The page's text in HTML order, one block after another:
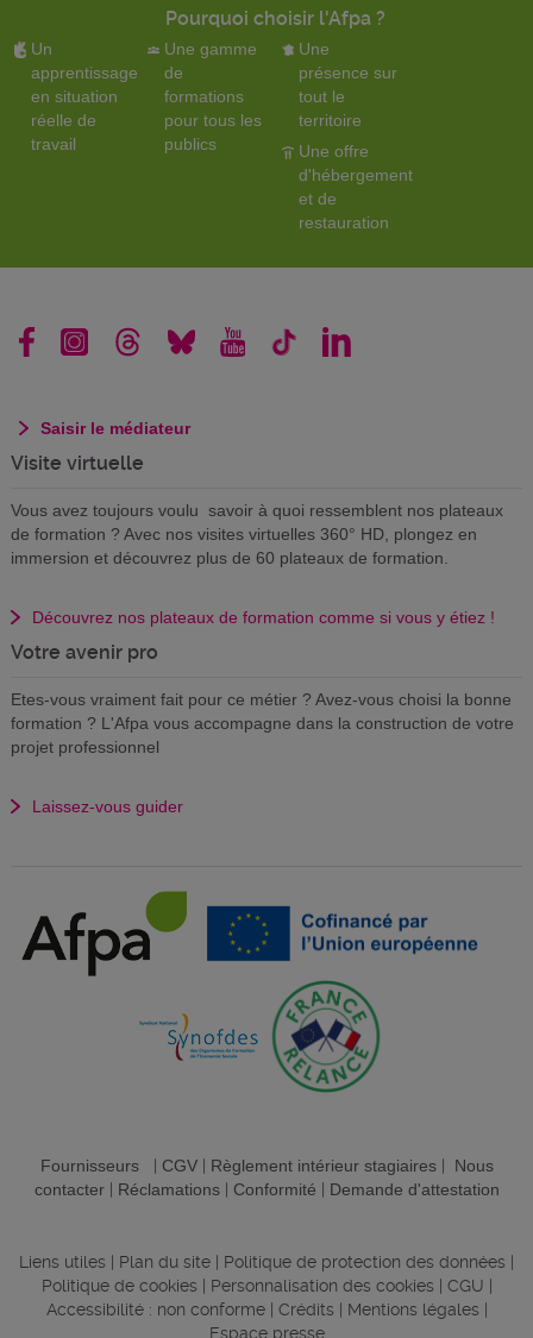
Pourquoi choisir l'Afpa ?
Un
apprentissage
en situation
réelle de
travail
Une gamme
de
formations
pour tous les
publics
Une
présence sur
tout le
territoire
Une offre
d'hébergement
et de
restauration
Saisir le médiateur
Visite virtuelle
Vous avez toujours voulu savoir à quoi ressemblent nos plateaux
de formation ? Avec nos visites virtuelles 360° HD, plongez en
immersion et découvrez plus de 60 plateaux de formation.
Découvrez nos plateaux de formation comme si vous y étiez !
Votre avenir pro
Etes-vous vraiment fait pour ce métier ? Avez-vous choisi la bonne
formation ? L'Afpa vous accompagne dans la construction de votre
projet professionnel
Laissez-vous guider
Fournisseurs| CGV| Règlement intérieur stagiaires| Nous
contacter| Réclamations| Conformité Demande d'attestation
Liens utiles Plan du site Politique de protection des données
Politique de cookies
Personnalisation des cookies CGU
Accessibilité : non conforme| Crédits Mentions légales
Espace presse